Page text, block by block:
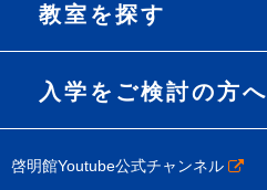
教室を探す
入学をご検討の方へ
啓明館Youtube公式チャンネル